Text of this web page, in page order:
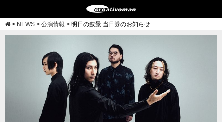
> NEWS > 公演情報 > 明日の叙景 当日券のお知らせ